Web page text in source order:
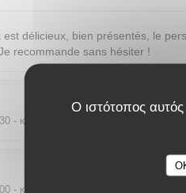
Ο ιστότοπος
est délicieux, bien présentés, le
recommande sans hésiter !
- καλεσμένοι 2
- καλεσμένοι 2